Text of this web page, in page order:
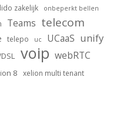
zakelijk onbeperkt bellen
Teams telecom
telepo uc UCaaS unify
voip webRTC
8 xelion multi tenant